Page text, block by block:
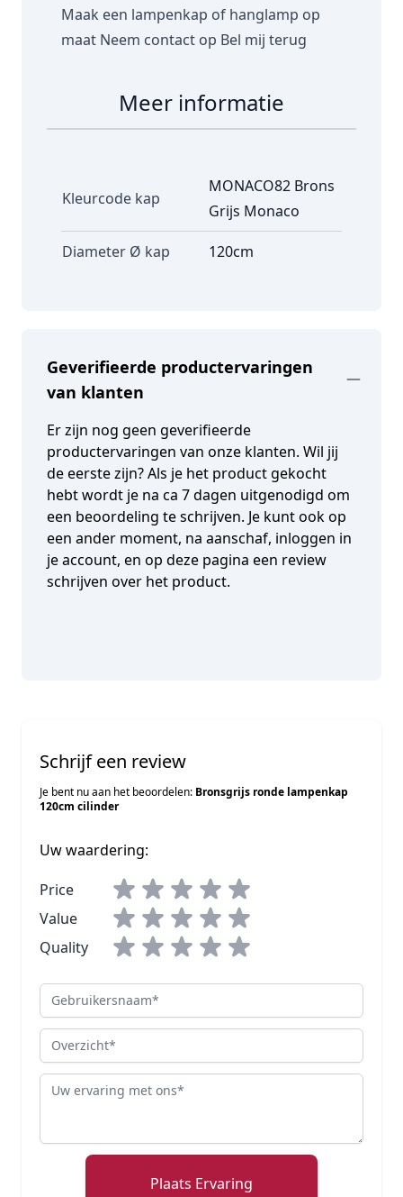
Maak een lampenkap of hanglamp op
maat Neem contact op Bel mij terug
Meer informatie
Kleurcode kap
MONACO82 Brons
Grijs Monaco
Diameter Ø kap 120cm
Geverifieerde productervaringen
van klanten
Er zijn nog geen geverifieerde
productervaringen van onze klanten. Wil jij
de eerste zijn? Als je het product gekocht
hebt wordt je na ca 7 dagen uitgenodigd om
een beoordeling te schrijven. Je kunt ook op
een ander moment, na aanschaf, inloggen in
je account, en op deze pagina een review
schrijven over het product.
Schrijf een review
Je bent nu aan het beoordelen: Bronsgrijs ronde lampenkap
120cm cilinder
Uw waardering:
Price
Value
Quality
Gebruikersnaam
Overzicht
Review
Plaats Ervaring